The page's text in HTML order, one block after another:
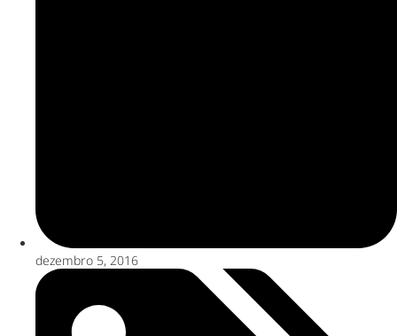
dezembro 5, 2016